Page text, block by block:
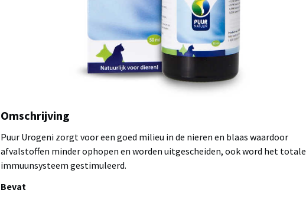
Omschrijving
Puur Urogeni zorgt voor een goed milieu in de nieren en blaas waardoor
afvalstoffen minder ophopen en worden uitgescheiden, ook word het totale
immuunsysteem gestimuleerd.
Bevat